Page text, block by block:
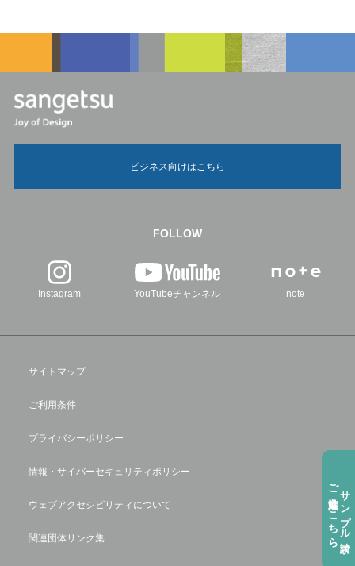
サンプル請求
ご注⽂方法はこちら
ビジネス向けはこちら
FOLLOW
Instagram YouTubeチャンネル note
サイトマップ
ご利用条件
プライバシーポリシー
情報・サイバーセキュリティポリシー
ウェブアクセシビリティについて
関連団体リンク集